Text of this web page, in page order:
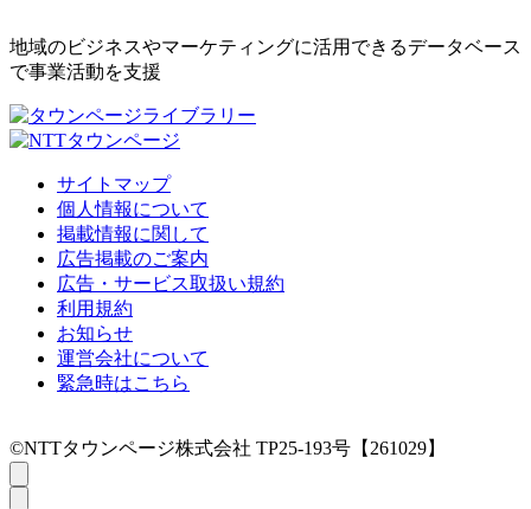
地域のビジネスやマーケティングに活用できるデータベース
で事業活動を支援
サイトマップ
個人情報について
掲載情報に関して
広告掲載のご案内
広告・サービス取扱い規約
利用規約
お知らせ
運営会社について
緊急時はこちら
©NTTタウンページ株式会社 TP25-193号【261029】